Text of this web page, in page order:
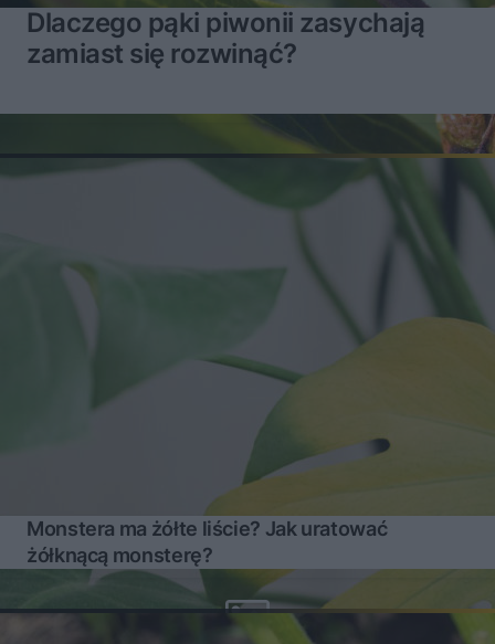
Dlaczego pąki piwonii zasychają
zamiast się rozwinąć?
Monstera ma żółte liście? Jak uratować
żółknącą monsterę?